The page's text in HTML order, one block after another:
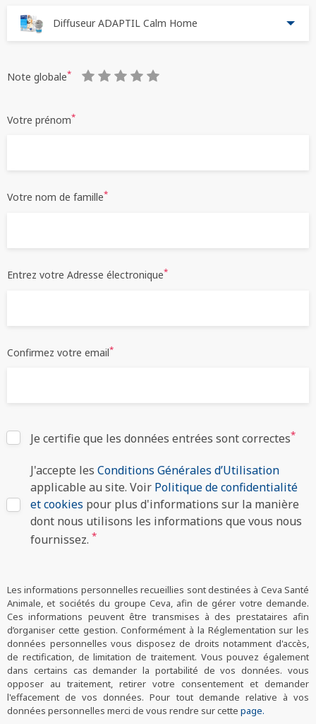
Diffuseur ADAPTIL Calm Home
Note globale*
Votre prénom*
Votre nom de famille*
Entrez votre Adresse électronique*
Confirmez votre email*
Je certifie que les données entrées sont correctes*
J'accepte les Conditions Générales d’Utilisation
applicable au site. Voir Politique de confidentialité
et cookies pour plus d'informations sur la manière
dont nous utilisons les informations que vous nous
fournissez. *
Les informations personnelles recueillies sont destinées à Ceva Santé
Animale, et sociétés du groupe Ceva, afin de gérer votre demande.
Ces informations peuvent être transmises à des prestataires afin
d’organiser cette gestion. Conformément à la Réglementation sur les
données personnelles vous disposez de droits notamment d'accès,
de rectification, de limitation de traitement. Vous pouvez également
dans certains cas demander la portabilité de vos données. vous
opposer au traitement, retirer votre consentement et demander
l'effacement de vos données. Pour tout demande relative à vos
données personnelles merci de vous rendre sur cette page.